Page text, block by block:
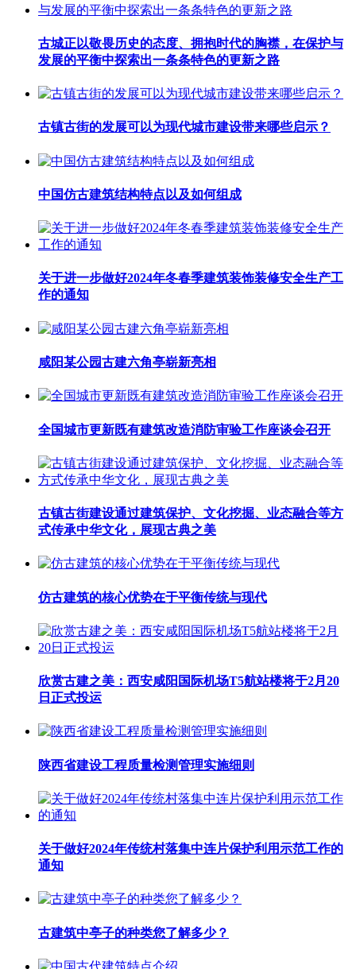
古城正以敬畏历史的态度、拥抱时代的胸襟，在保护与
发展的平衡中探索出一条条特色的更新之路
古镇古街的发展可以为现代城市建设带来哪些启示？
中国仿古建筑结构特点以及如何组成
关于进一步做好2024年冬春季建筑装饰装修安全生产工
作的通知
咸阳某公园古建六角亭崭新亮相
全国城市更新既有建筑改造消防审验工作座谈会召开
古镇古街建设通过建筑保护、文化挖掘、业态融合等方
式传承中华文化，展现古典之美
仿古建筑的核心优势在于平衡传统与现代
欣赏古建之美：西安咸阳国际机场T5航站楼将于2月20
日正式投运
陕西省建设工程质量检测管理实施细则
关于做好2024年传统村落集中连片保护利用示范工作的
通知
古建筑中亭子的种类您了解多少？